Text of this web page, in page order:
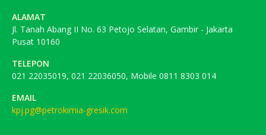
ALAMAT
Jl. Tanah Abang II No. 63 Petojo Selatan, Gambir - Jakarta
Pusat 10160
TELEPON
021 22035019, 021 22036050, Mobile 0811 8303 014
EMAIL
kpj.pg@petrokimia-gresik.com